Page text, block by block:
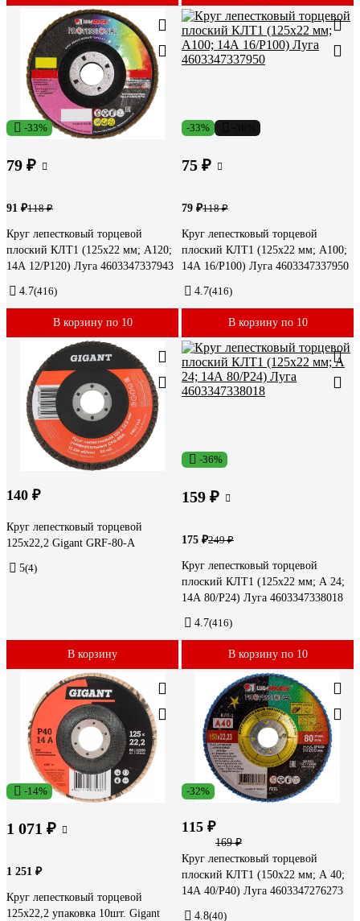
-33%
79 ₽
91 ₽118 ₽
Круг лепестковый торцевой
плоский КЛТ1 (125х22 мм; А120;
14А 12/Р120) Луга 4603347337943
4.7(416)
В корзину по 10
-33%
75 ₽
79 ₽118 ₽
Круг лепестковый торцевой
плоский КЛТ1 (125х22 мм; А100;
14А 16/Р100) Луга 4603347337950
4.7(416)
В корзину по 10
140 ₽
Круг лепестковый торцевой
125x22,2 Gigant GRF-80-А
5(4)
В корзину
-36%
159 ₽
175 ₽249 ₽
Круг лепестковый торцевой
плоский КЛТ1 (125х22 мм; А 24;
14А 80/Р24) Луга 4603347338018
4.7(416)
В корзину по 10
-14%
1 071 ₽
1 251 ₽
Круг лепестковый торцевой
125x22,2 упаковка 10шт. Gigant
-32%
115 ₽
169 ₽
Круг лепестковый торцевой
плоский КЛТ1 (150х22 мм; А 40;
14А 40/Р40) Луга 4603347276273
4.8(40)